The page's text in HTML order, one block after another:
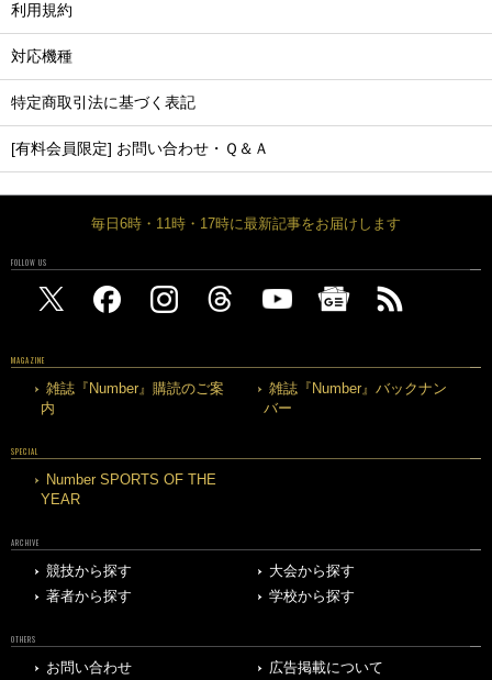
利用規約
対応機種
特定商取引法に基づく表記
[有料会員限定] お問い合わせ・Ｑ＆Ａ
毎日6時・11時・17時に最新記事をお届けします
FOLLOW US
MAGAZINE
雑誌『Number』購読のご案
内
雑誌『Number』バックナン
バー
SPECIAL
Number SPORTS OF THE
YEAR
ARCHIVE
競技から探す
大会から探す
著者から探す
学校から探す
OTHERS
お問い合わせ 広告掲載について